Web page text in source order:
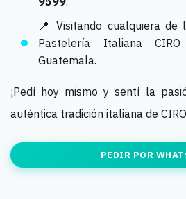
📍 Visitando cualquiera
Pastelería Italiana
Guatemala.
¡Pedí hoy mismo y sentí la
auténtica tradición italiana de
PEDIR POR